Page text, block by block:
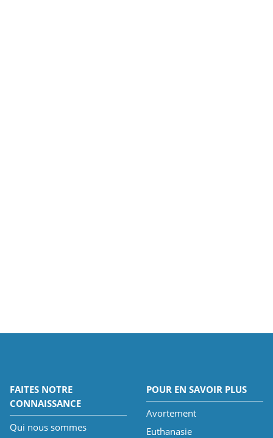
FAITES NOTRE
CONNAISSANCE
Qui nous sommes
POUR EN SAVOIR PLUS
Avortement
Euthanasie